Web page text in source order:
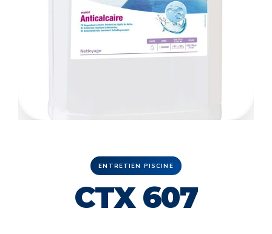
ENTRETIEN PISCINE
CTX 607